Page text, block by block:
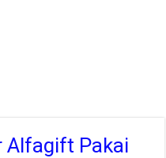
Alfagift Pakai